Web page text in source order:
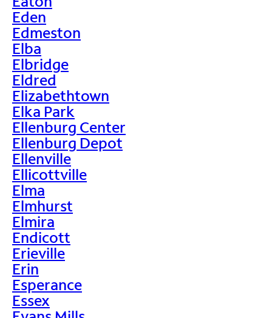
Eden
Edmeston
Elba
Elbridge
Eldred
Elizabethtown
Elka Park
Ellenburg Center
Ellenburg Depot
Ellenville
Ellicottville
Elma
Elmhurst
Elmira
Endicott
Erieville
Erin
Esperance
Essex